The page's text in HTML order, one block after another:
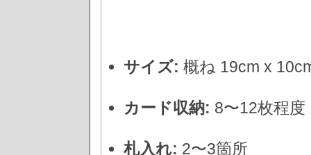
サイズ: 概ね 19cm x
カード収納: 8〜12枚程度
札入れ: 2〜3箇所